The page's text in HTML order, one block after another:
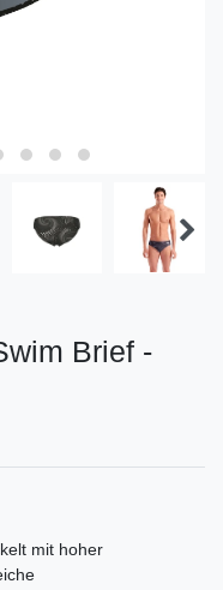
Brief -
mit hoher